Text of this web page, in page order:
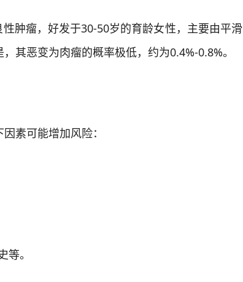
瘤，好发于30-50岁的育龄女性，主要由平滑
其恶变为肉瘤的概率极低，约为0.4%-0.8%。
素可能增加风险：
。